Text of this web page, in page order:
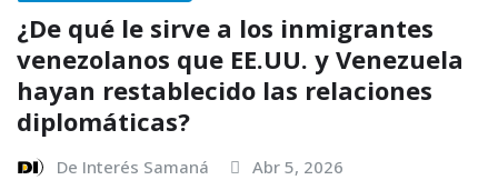
¿De qué le sirve a los inmigrantes
venezolanos que EE.UU. y Venezuela
hayan restablecido las relaciones
diplomáticas?
De Interés Samaná Abr 5, 2026